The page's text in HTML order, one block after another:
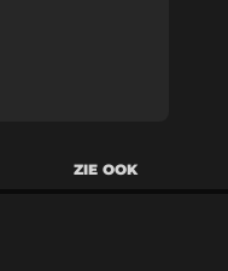
ZIE OOK